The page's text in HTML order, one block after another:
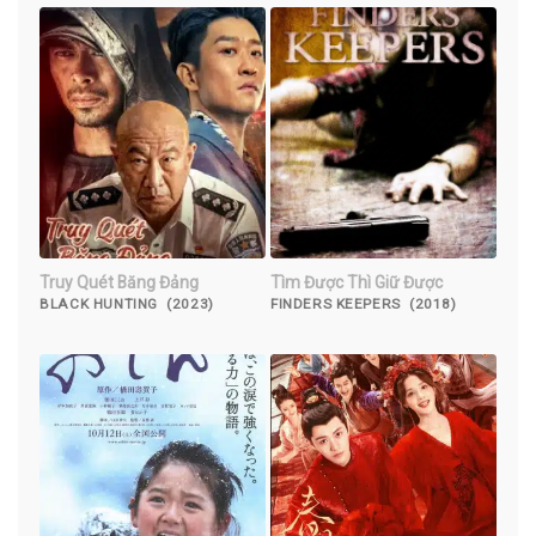
Truy Quét Băng Đảng
BLACK HUNTING (2023)
Tìm Được Thì Giữ Được
FINDERS KEEPERS (2018)